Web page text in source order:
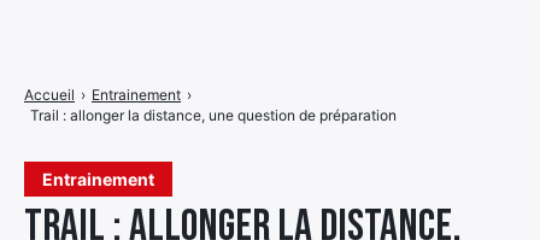
Entrainement
Trail : allonger la distance,
Accueil › Entrainement ›
Trail : allonger la distance, une question de préparation
menu
menumenu